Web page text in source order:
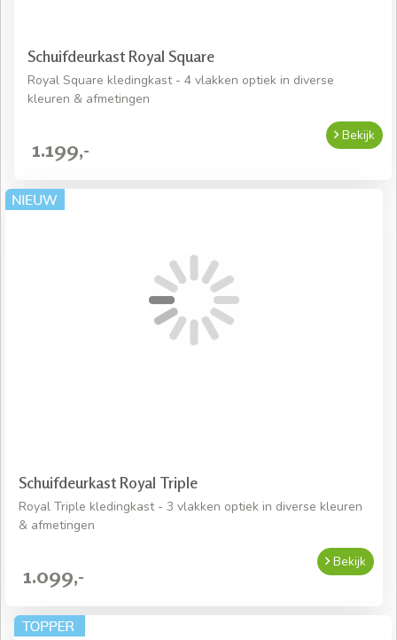
Schuifdeurkast Royal Square
Royal Square kledingkast - 4 vlakken optiek in diverse
kleuren & afmetingen
1.199,-
Bekijk
Schuifdeurkast Royal Triple
Royal Triple kledingkast - 3 vlakken optiek in diverse kleuren
& afmetingen
1.099,-
Bekijk